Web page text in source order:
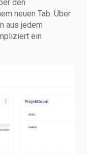
den
neuen Tab. Über
aus jedem
ein